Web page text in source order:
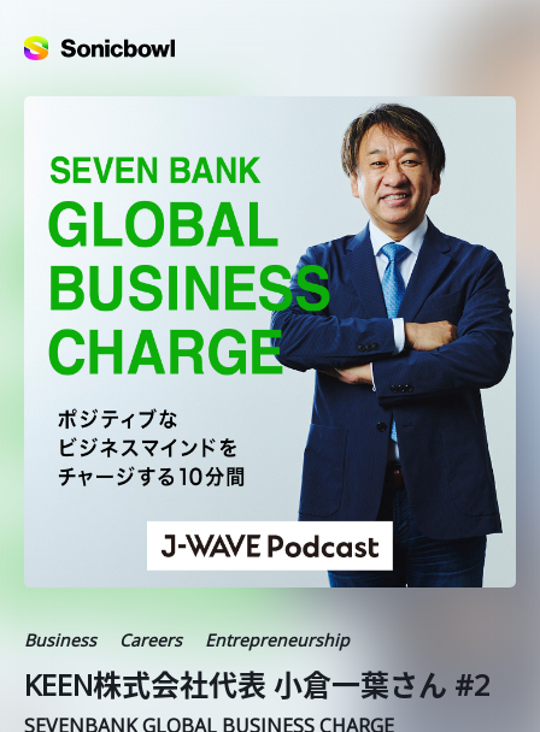
Business Careers Entrepreneurship
KEEN株式会社代表 小倉一葉さん #2
SEVENBANK GLOBAL BUSINESS CHARGE